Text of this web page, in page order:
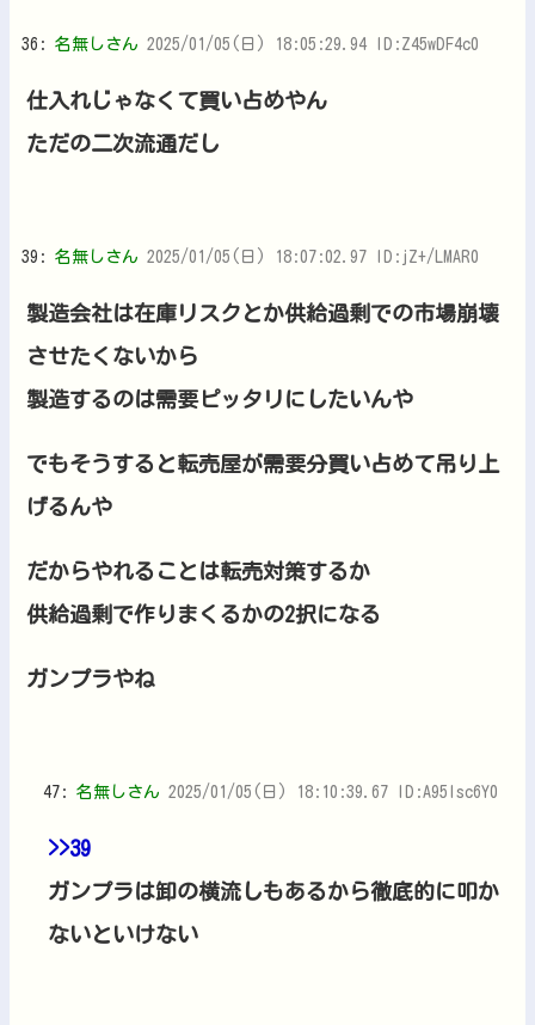
36: 名無しさん 2025/01/05(日) 18:05:29.94 ID:Z45wDF4c0
仕入れじゃなくて買い占めやん
ただの二次流通だし
39: 名無しさん 2025/01/05(日) 18:07:02.97 ID:jZ+/LMAR0
製造会社は在庫リスクとか供給過剰での市場崩壊
させたくないから
製造するのは需要ピッタリにしたいんや
でもそうすると転売屋が需要分買い占めて吊り上
げるんや
だからやれることは転売対策するか
供給過剰で作りまくるかの2択になる
ガンプラやね
47: 名無しさん 2025/01/05(日) 18:10:39.67 ID:A95Isc6Y0
>>39
ガンプラは卸の横流しもあるから徹底的に叩か
ないといけない